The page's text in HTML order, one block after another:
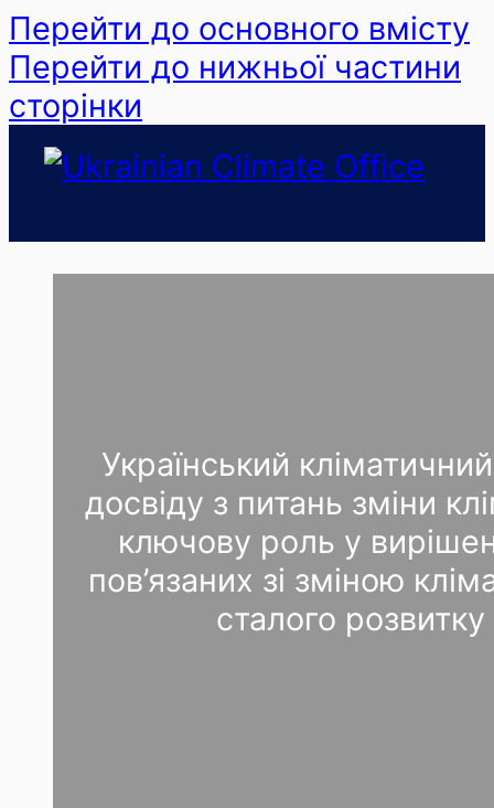
Перейти до основного вмісту
Перейти до нижньої частини
сторінки
Український
досвіду з питань зміни
ключову роль у
пов’язаних зі зміною
сталого